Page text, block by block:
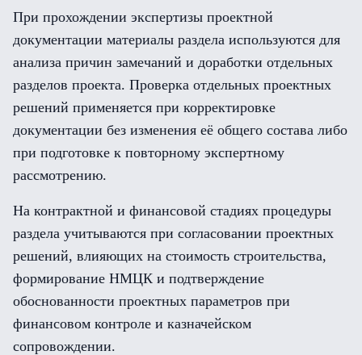
При прохождении экспертизы проектной
документации материалы раздела используются для
анализа причин замечаний и доработки отдельных
разделов проекта. Проверка отдельных проектных
решений применяется при корректировке
документации без изменения её общего состава либо
при подготовке к повторному экспертному
рассмотрению.
На контрактной и финансовой стадиях процедуры
раздела учитываются при согласовании проектных
решений, влияющих на стоимость строительства,
формирование НМЦК и подтверждение
обоснованности проектных параметров при
финансовом контроле и казначейском
сопровождении.